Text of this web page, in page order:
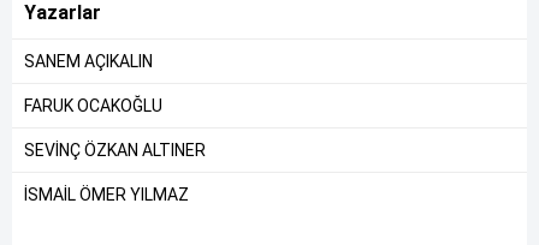
Yazarlar
SANEM AÇIKALIN
FARUK OCAKOĞLU
SEVİNÇ ÖZKAN ALTINER
İSMAİL ÖMER YILMAZ